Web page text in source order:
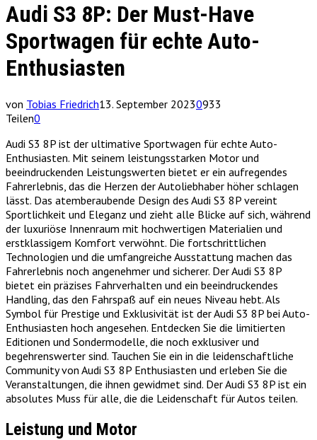
Audi S3 8P: Der Must-Have
Sportwagen für echte Auto-
Enthusiasten
von Tobias Friedrich13. September 20230933
Teilen0
Audi S3 8P ist der ultimative Sportwagen für echte Auto-
Enthusiasten. Mit seinem leistungsstarken Motor und
beeindruckenden Leistungswerten bietet er ein aufregendes
Fahrerlebnis, das die Herzen der Autoliebhaber höher schlagen
lässt. Das atemberaubende Design des Audi S3 8P vereint
Sportlichkeit und Eleganz und zieht alle Blicke auf sich, während
der luxuriöse Innenraum mit hochwertigen Materialien und
erstklassigem Komfort verwöhnt. Die fortschrittlichen
Technologien und die umfangreiche Ausstattung machen das
Fahrerlebnis noch angenehmer und sicherer. Der Audi S3 8P
bietet ein präzises Fahrverhalten und ein beeindruckendes
Handling, das den Fahrspaß auf ein neues Niveau hebt. Als
Symbol für Prestige und Exklusivität ist der Audi S3 8P bei Auto-
Enthusiasten hoch angesehen. Entdecken Sie die limitierten
Editionen und Sondermodelle, die noch exklusiver und
begehrenswerter sind. Tauchen Sie ein in die leidenschaftliche
Community von Audi S3 8P Enthusiasten und erleben Sie die
Veranstaltungen, die ihnen gewidmet sind. Der Audi S3 8P ist ein
absolutes Muss für alle, die die Leidenschaft für Autos teilen.
Leistung und Motor